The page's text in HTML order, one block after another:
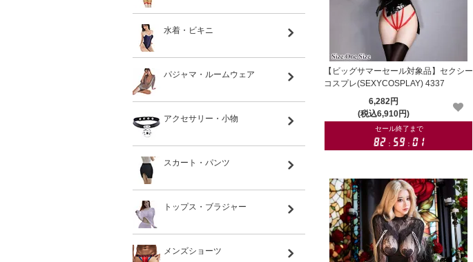
【ビッグサマーセール対象品】セクシー
コスプレ(SEXYCOSPLAY) 4337
6,282円
(税込6,910円)
水着・ビキニ
パジャマ・ルームウェア
アクセサリー・小物
スカート・パンツ
トップス・ブラジャー
メンズショーツ